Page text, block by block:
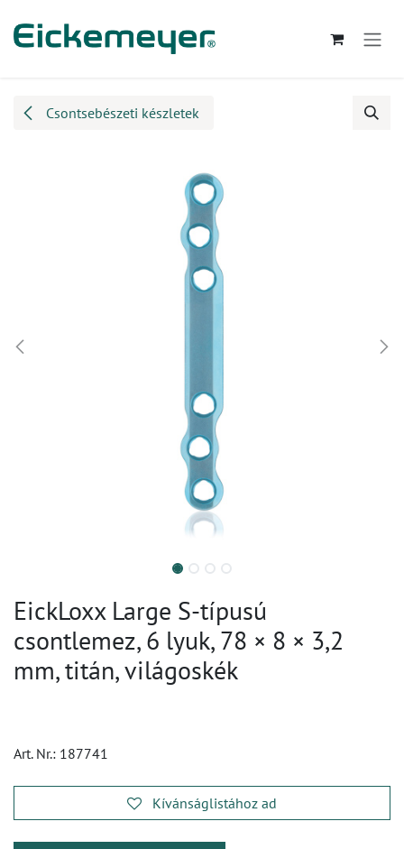
Csontsebészeti készletek
EickLoxx Large S-típusú
csontlemez, 6 lyuk, 78 × 8 × 3,2
mm, titán, világoskék
Art. Nr.: 187741
Kívánságlistához ad